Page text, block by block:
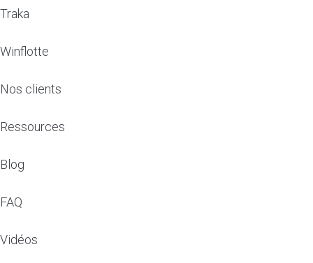
Traka
Winflotte
Nos clients
Ressources
Blog
FAQ
Vidéos